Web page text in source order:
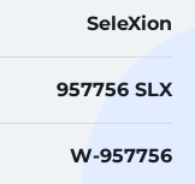
SeleXion
957756 SLX
W-957756